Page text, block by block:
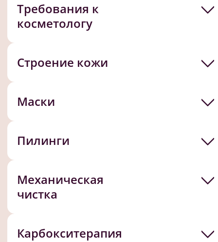
Требования к
косметологу
Строение кожи
Маски
Пилинги
Механическая
чистка
Карбокситерапия